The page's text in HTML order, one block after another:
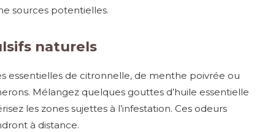
sources potentielles.
naturels
essentielles de citronnelle, de menthe poivrée ou
Mélangez quelques gouttes d’huile essentielle
les zones sujettes à l’infestation. Ces odeurs
à distance.